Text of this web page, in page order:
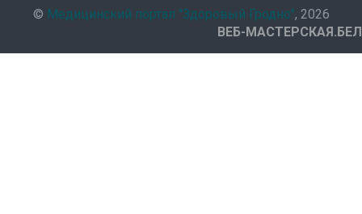
© Медицинский портал "Здоровый Гродно", 2026
ВЕБ-МАСТЕРСКАЯ.БЕЛ